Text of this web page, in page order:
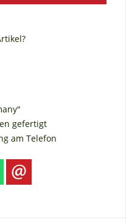
gefertigt
am Telefon